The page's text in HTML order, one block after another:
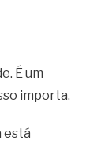
É um
importa.
está